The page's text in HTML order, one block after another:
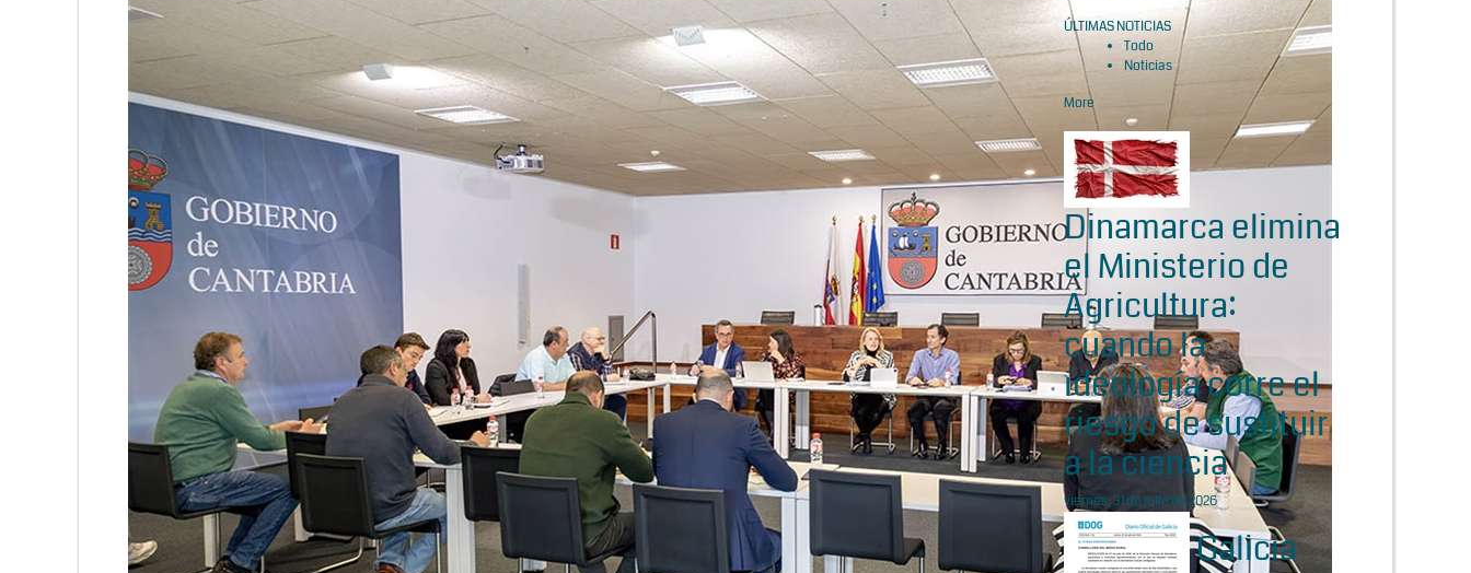
ÚLTIMAS NOTICIAS
Todo
Noticias
More
Dinamarca elimina
el Ministerio de
Agricultura:
cuando la
ideología corre el
riesgo de sustituir
a la ciencia
viernes, 31 de julio de 2026
Galicia